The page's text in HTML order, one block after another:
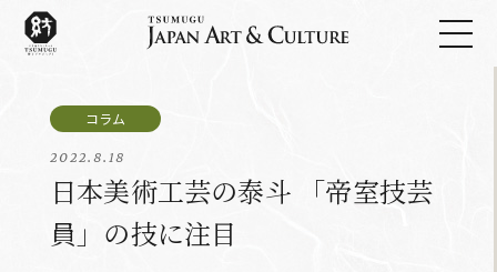
2022.8.18
日本美術工芸の泰斗 「帝室技芸
員」の技に注目